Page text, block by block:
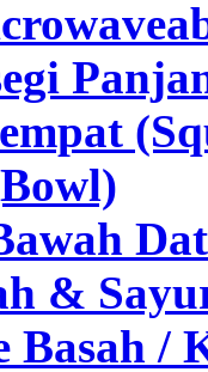
&
Basah /